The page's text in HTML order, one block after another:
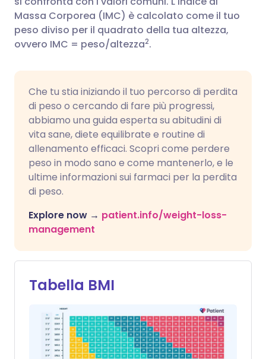
Massa Corporea (IMC) è calcolato come il tuo
peso diviso per il quadrato della tua altezza,
ovvero IMC = peso/altezza2.
Che tu stia iniziando il tuo percorso di perdita
di peso o cercando di fare più progressi,
abbiamo una guida esperta su abitudini di
vita sane, diete equilibrate e routine di
allenamento efficaci. Scopri come perdere
peso in modo sano e come mantenerlo, e le
ultime informazioni sui farmaci per la perdita
di peso.
Explore now → patient.info/weight-loss-
management
Tabella BMI